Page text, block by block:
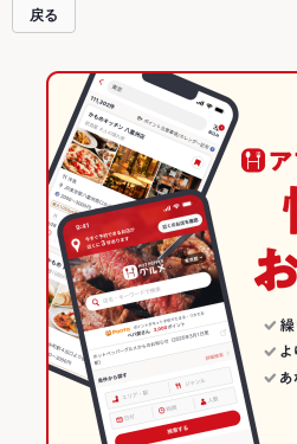
しの飲み会にも、会社の宴会にも、デート
トペッパーグルメをご利用ください。
戻る